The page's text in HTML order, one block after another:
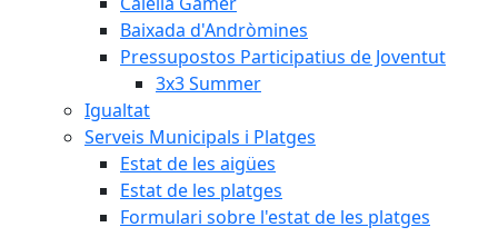
Baixada d'Andròmines
Pressupostos Participatius de Joventut
3x3 Summer
Igualtat
Serveis Municipals i Platges
Estat de les aigües
Estat de les platges
Formulari sobre l'estat de les platges